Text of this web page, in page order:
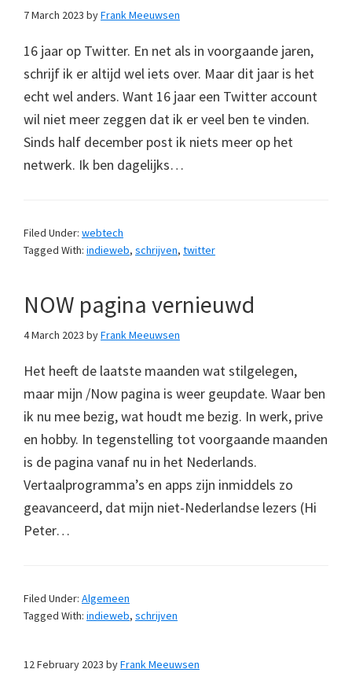
7 March 2023 byFrank Meeuwsen
16 jaar op Twitter. En net als in voorgaande jaren,
schrijf ik er altijd wel iets over. Maar dit jaar is het
echt wel anders. Want 16 jaar een Twitter account
wil niet meer zeggen dat ik er veel ben te vinden.
Sinds half december post ik niets meer op het
netwerk. Ik ben dagelijks…
Filed Under: webtech
Tagged With: indieweb, schrijven, twitter
NOW pagina vernieuwd
4 March 2023 byFrank Meeuwsen
Het heeft de laatste maanden wat stilgelegen,
maar mijn /Now pagina is weer geupdate. Waar ben
ik nu mee bezig, wat houdt me bezig. In werk, prive
en hobby. In tegenstelling tot voorgaande maanden
is de pagina vanaf nu in het Nederlands.
Vertaalprogramma’s en apps zijn inmiddels zo
geavanceerd, dat mijn niet-Nederlandse lezers (Hi
Peter…
Filed Under: Algemeen
Tagged With: indieweb, schrijven
12 February 2023 byFrank Meeuwsen